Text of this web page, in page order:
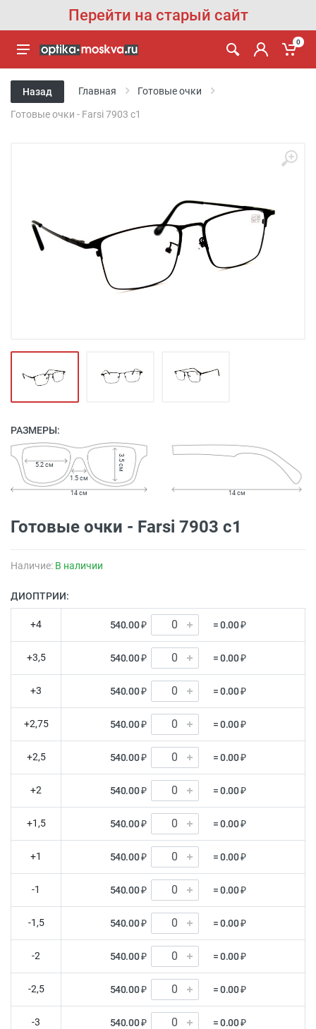
Перейти на старый сайт
0
Назад Главная Готовые очки
Готовые очки - Farsi 7903 c1
РАЗМЕРЫ:
1.5 см
5.2 см 3.5 см
14 см 14 см
Готовые очки - Farsi 7903 c1
Наличие: В наличии
ДИОПТРИИ:
+4 540.00 ₽ = 0.00 ₽
+3,5 540.00 ₽ = 0.00 ₽
+3 540.00 ₽ = 0.00 ₽
+2,75 540.00 ₽ = 0.00 ₽
+2,5 540.00 ₽ = 0.00 ₽
+2 540.00 ₽ = 0.00 ₽
+1,5 540.00 ₽ = 0.00 ₽
+1 540.00 ₽ = 0.00 ₽
-1 540.00 ₽ = 0.00 ₽
-1,5 540.00 ₽ = 0.00 ₽
-2 540.00 ₽ = 0.00 ₽
-2,5 540.00 ₽ = 0.00 ₽
-3 540.00 ₽ = 0.00 ₽